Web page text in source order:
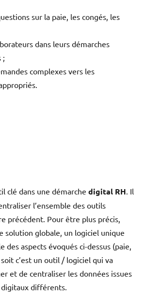
sur la paie, les congés, les
dans leurs démarches
;
complexes vers les
clé dans une démarche digital RH. Il
l’ensemble des outils
précédent. Pour être plus précis,
solution globale, un logiciel unique
des aspects évoqués ci-dessus (paie,
c’est un outil / logiciel qui va
et de centraliser les données issues
différents.